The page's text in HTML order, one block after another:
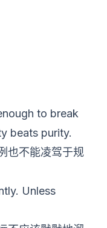
to break
beats purity.
也不能凌驾于规
Unless